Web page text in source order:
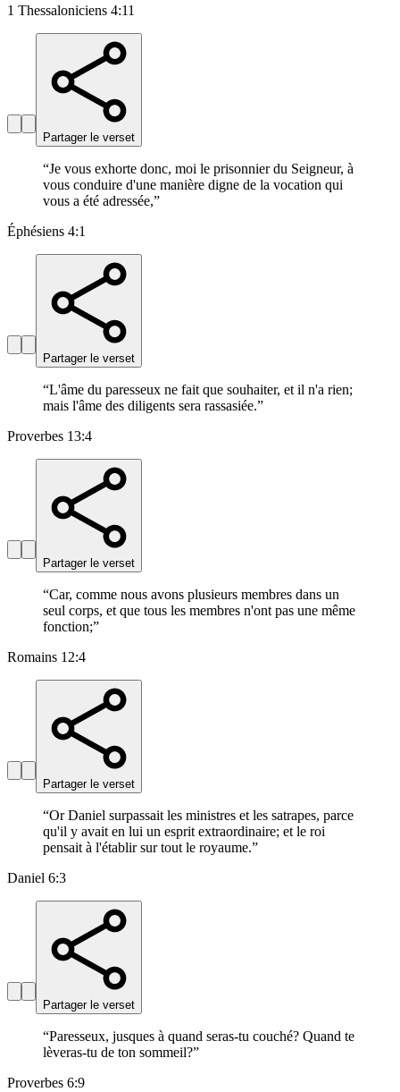
1 Thessaloniciens 4:11
Partager le verset
“Je vous exhorte donc, moi le prisonnier du Seigneur, à
vous conduire d'une manière digne de la vocation qui
vous a été adressée,”
Éphésiens 4:1
Partager le verset
“L'âme du paresseux ne fait que souhaiter, et il n'a rien;
mais l'âme des diligents sera rassasiée.”
Proverbes 13:4
Partager le verset
“Car, comme nous avons plusieurs membres dans un
seul corps, et que tous les membres n'ont pas une même
fonction;”
Romains 12:4
Partager le verset
“Or Daniel surpassait les ministres et les satrapes, parce
qu'il y avait en lui un esprit extraordinaire; et le roi
pensait à l'établir sur tout le royaume.”
Daniel 6:3
Partager le verset
“Paresseux, jusques à quand seras-tu couché? Quand te
lèveras-tu de ton sommeil?”
Proverbes 6:9